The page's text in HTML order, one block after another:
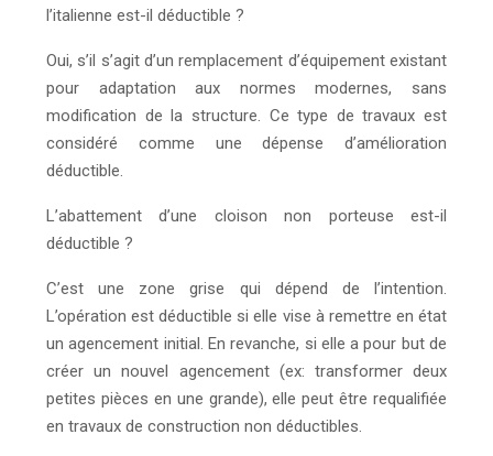
l’italienne est-il déductible ?
Oui, s’il s’agit d’un remplacement d’équipement existant
pour adaptation aux normes modernes, sans
modification de la structure. Ce type de travaux est
considéré comme une dépense d’amélioration
déductible.
L’abattement d’une cloison non porteuse est-il
déductible ?
C’est une zone grise qui dépend de l’intention.
L’opération est déductible si elle vise à remettre en état
un agencement initial. En revanche, si elle a pour but de
créer un nouvel agencement (ex: transformer deux
petites pièces en une grande), elle peut être requalifiée
en travaux de construction non déductibles.